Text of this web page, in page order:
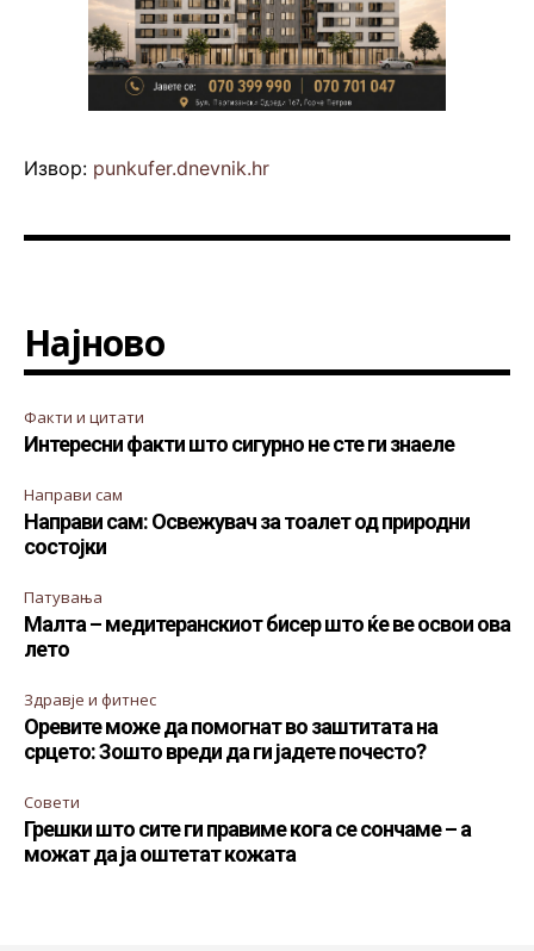
Извор: punkufer.dnevnik.hr
Најново
Факти и цитати
Интересни факти што сигурно не сте ги знаеле
Направи сам
Направи сам: Освежувач за тоалет од природни
состојки
Патувања
Малта – медитеранскиот бисер што ќе ве освои ова
лето
Здравје и фитнес
Оревите може да помогнат во заштитата на
срцето: Зошто вреди да ги јадете почесто?
Совети
Грешки што сите ги правиме кога се сончаме – а
можат да ја оштетат кожата